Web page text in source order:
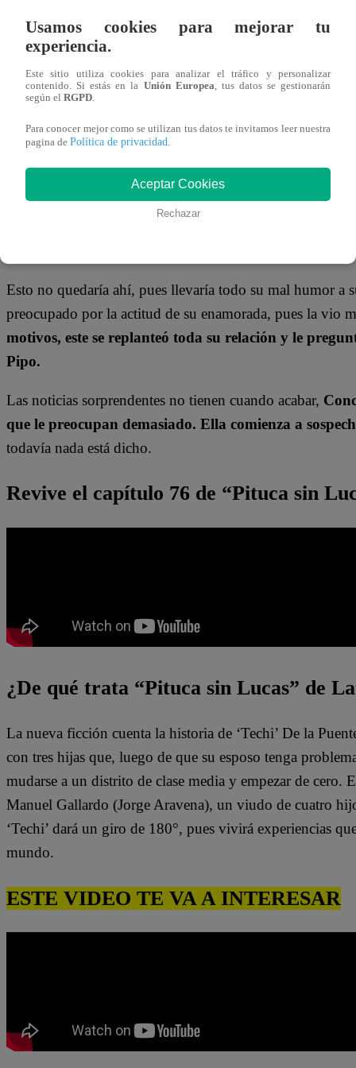
Los problemas no tienen cuando terminar para Micaela
encontró con Felipe Arosamena y pasó un muy mal
Esto no quedaría ahí, pues llevaría todo su mal humor a
preocupado por la actitud de su enamorada, pues la vio
motivos, este se replanteó toda su relación y le
Pipo.
Las noticias sorprendentes no tienen cuando acabar,
que le preocupan demasiado. Ella comienza a
todavía nada está dicho.
Revive el capítulo 76 de “Pituca sin
¿De qué trata “Pituca sin Lucas” de
La nueva ficción cuenta la historia de ‘Techi’ De la
con tres hijas que, luego de que su esposo tenga
mudarse a un distrito de clase media y empezar de cero.
Manuel Gallardo (Jorge Aravena), un viudo de cuatro
‘Techi’ dará un giro de 180°, pues vivirá experiencias
mundo.
ESTE VIDEO TE VA A INTERESAR
Usamos cookies para mejorar tu
experiencia.
Este sitio utiliza cookies para analizar el tráfico y personalizar
contenido. Si estás en la Unión Europea , tus datos se gestionarán
según el RGPD
Para conocer mejor como se utilizan tus datos te invitamos leer nuestra
pagina de Política de privacidad
Aceptar Cookies
Rechazar